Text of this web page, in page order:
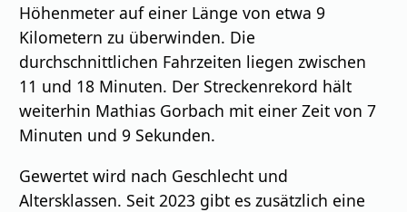
Höhenmeter auf einer Länge von etwa 9
Kilometern zu überwinden. Die
durchschnittlichen Fahrzeiten liegen zwischen
11 und 18 Minuten. Der Streckenrekord hält
weiterhin Mathias Gorbach mit einer Zeit von 7
Minuten und 9 Sekunden.
Gewertet wird nach Geschlecht und
Altersklassen. Seit 2023 gibt es zusätzlich eine